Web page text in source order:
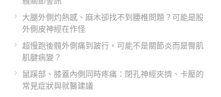
大腿外側灼熱感、麻木卻找不到腰椎問題？可能是股
外側皮神經在作怪
超慢跑後髖外側痛到跛行，可能不是關節炎而是臀肌
肌腱病變？
鼠蹊部、膝蓋內側同時疼痛：閉孔神經夾擠、卡壓的
常見症狀與就醫建議